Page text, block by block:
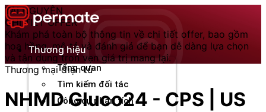
Chuyển
đến
nội
dungThương hiệu
Tổng quan
Tìm kiếm đối tác
Công cụ phân tích
TÀI NGUYÊN
CHI TIẾT OFFER
Khám phá toàn bộ thông tin về chi tiết offer, bao gồm
hoa hồng, mô tả và đánh giá để bạn dễ dàng lựa chọn
và tận dụng trọn vẹn giá trị mang lại.
Thương mại điện tử
NHMD Gluco24 - CPS | US